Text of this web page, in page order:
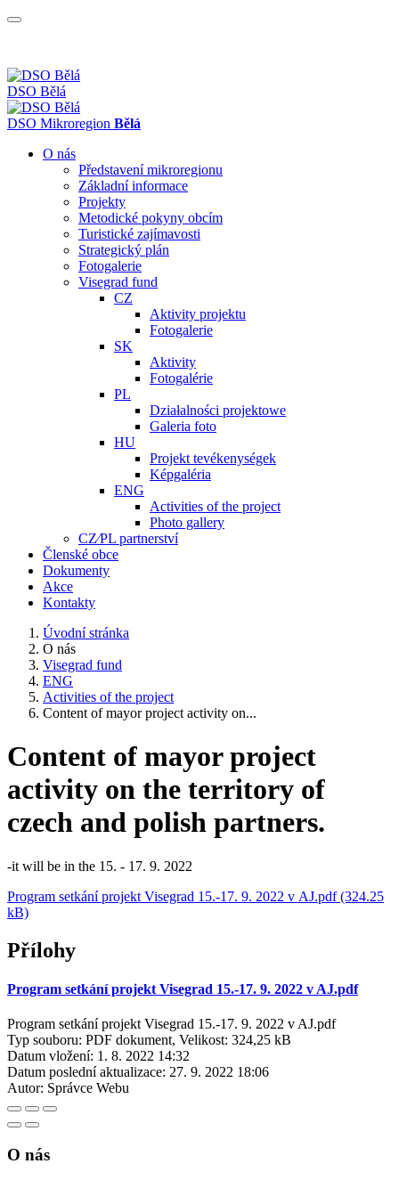
DSO Bělá
DSO Mikroregion Bělá
O nás
Představení mikroregionu
Základní informace
Projekty
Metodické pokyny obcím
Turistické zajímavosti
Strategický plán
Fotogalerie
Visegrad fund
CZ
Aktivity projektu
Fotogalerie
SK
Aktivity
Fotogalérie
PL
Działalności projektowe
Galeria foto
HU
Projekt tevékenységek
Képgaléria
ENG
Activities of the project
Photo gallery
CZ⁄PL partnerství
Členské obce
Dokumenty
Akce
Kontakty
Úvodní stránka
O nás
Visegrad fund
ENG
Activities of the project
Content of mayor project activity on...
Content of mayor project
activity on the territory of
czech and polish partners.
-it will be in the 15. - 17. 9. 2022
Program setkání projekt Visegrad 15.-17. 9. 2022 v AJ.pdf (324.25
kB)
Přílohy
Program setkání projekt Visegrad 15.-17. 9. 2022 v AJ.pdf
Program setkání projekt Visegrad 15.-17. 9. 2022 v AJ.pdf
Typ souboru: PDF dokument, Velikost: 324,25 kB
Datum vložení: 1. 8. 2022 14:32
Datum poslední aktualizace: 27. 9. 2022 18:06
Autor: Správce Webu
O nás